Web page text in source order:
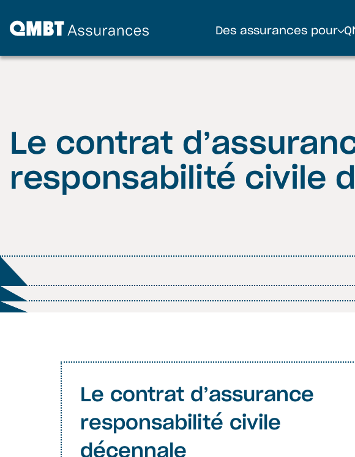
Des assurances pour
Le contrat
responsabilité civile
Le contrat d’assurance
responsabilité civile
décennale